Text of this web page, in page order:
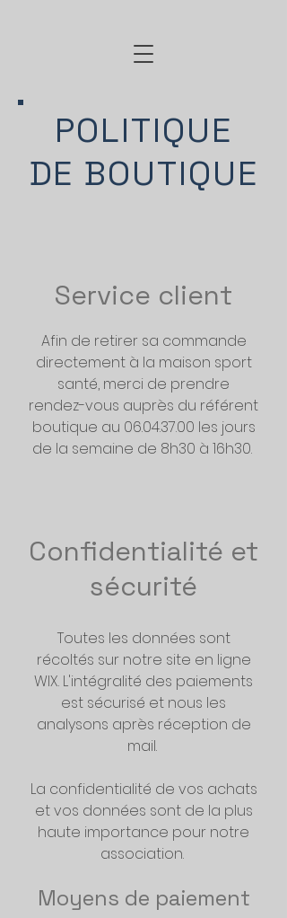
POLITIQUE
DE BOUTIQUE
Service client
Afin de retirer sa commande
directement à la maison sport
santé, merci de prendre
rendez-vous auprès du référent
boutique au 06.04.37.00 les jours
de la semaine de 8h30 à 16h30.
Confidentialité et
sécurité
Toutes les données sont
récoltés sur notre site en ligne
WIX. L'intégralité des paiements
est sécurisé et nous les
analysons après réception de
mail.
La confidentialité de vos achats
et vos données sont de la plus
haute importance pour notre
association.
Moyens de paiement